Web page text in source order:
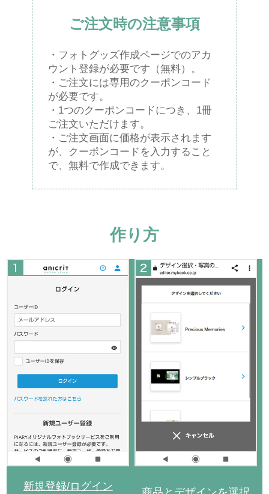
ご注文時の注意事項
・フォトグッズ作成ページでのアカ
ウント登録が必要です（無料）。
・ご注文には専用のクーポンコード
が必要です。
・1つのクーポンコードにつき、1冊
ご注文いただけます。
・ご注文画面に価格が表示されます
が、クーポンコードを入力すること
で、無料で作成できます。
作り方
新規登録/ログイン